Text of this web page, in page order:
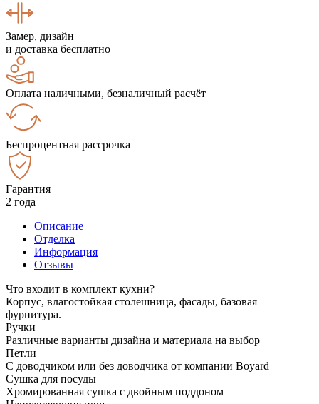
Замер, дизайн
и доставка бесплатно
Оплата наличными, безналичный расчёт
Беспроцентная рассрочка
Гарантия
2 года
Описание
Отделка
Информация
Отзывы
Что входит в комплект кухни?
Корпус, влагостойкая столешница, фасады, базовая
фурнитура.
Ручки
Различные варианты дизайна и материала на выбор
Петли
С доводчиком или без доводчика от компании Boyard
Сушка для посуды
Хромированная сушка с двойным поддоном